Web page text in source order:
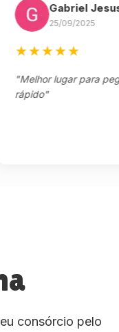
Gabriel Jesus
25/09/2025
★★★
lugar para pegar
consórcio pelo